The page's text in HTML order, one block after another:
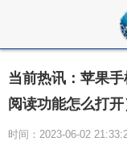
当前热讯：苹果
阅读功能怎么打开
时间：2023-06-02